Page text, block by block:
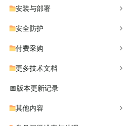
安装与部署
安全防护
付费采购
更多技术文档
📅版本更新记录
其他内容